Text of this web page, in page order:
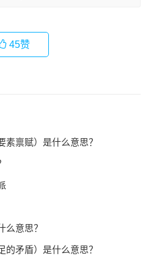
45赞
禀赋）是什么意思？
么意思？
矛盾）是什么意思？